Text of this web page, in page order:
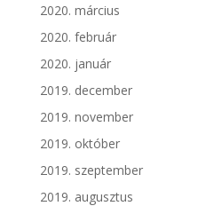
2020. március
2020. február
2020. január
2019. december
2019. november
2019. október
2019. szeptember
2019. augusztus